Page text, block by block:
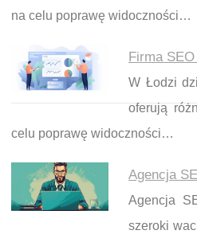
na celu poprawę widoczności…
Firma
W Łodzi
oferują
celu poprawę widoczności…
Agencja
Agencja
szeroki